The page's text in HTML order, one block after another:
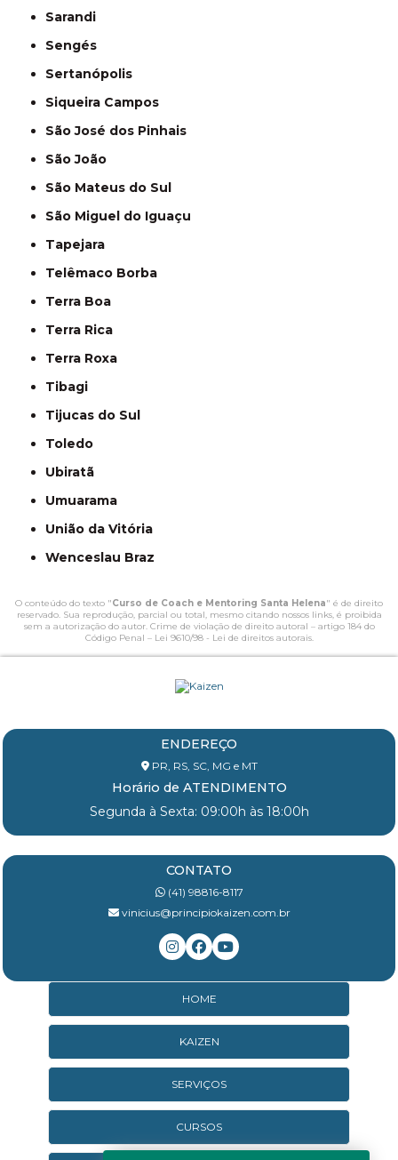
Sarandi
Sengés
Sertanópolis
Siqueira Campos
São José dos Pinhais
São João
São Mateus do Sul
São Miguel do Iguaçu
Tapejara
Telêmaco Borba
Terra Boa
Terra Rica
Terra Roxa
Tibagi
Tijucas do Sul
Toledo
Ubiratã
Umuarama
União da Vitória
Wenceslau Braz
O conteúdo do texto "Curso de Coach e Mentoring Santa Helena" é de direito
reservado. Sua reprodução, parcial ou total, mesmo citando nossos links, é proibida
sem a autorização do autor. Crime de violação de direito autoral – artigo 184 do
Código Penal – Lei 9610/98 - Lei de direitos autorais.
ENDEREÇO
PR, RS, SC, MG e MT
Horário de ATENDIMENTO
Segunda à Sexta: 09:00h às 18:00h
CONTATO
(41) 98816-8117
vinicius@principiokaizen.com.br
HOME
KAIZEN
SERVIÇOS
CURSOS